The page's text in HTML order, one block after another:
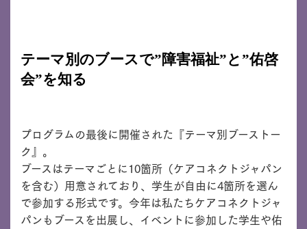
テーマ別のブースで”障害福祉”と”佑啓
会”を知る
プログラムの最後に開催された『テーマ別ブーストー
ク』。
ブースはテーマごとに10箇所（ケアコネクトジャパン
を含む）用意されており、学生が自由に4箇所を選ん
で参加する形式です。今年は私たちケアコネクトジャ
パンもブースを出展し、イベントに参加した学生や佑